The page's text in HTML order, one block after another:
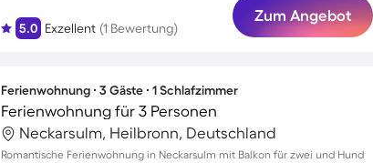
5.0 Exzellent (1 Bewertung)
Zum Angebot
Ferienwohnung ∙ 3 Gäste ∙ 1 Schlafzimmer
Ferienwohnung für 3 Personen
Neckarsulm, Heilbronn, Deutschland
Romantische Ferienwohnung in Neckarsulm mit Balkon für zwei und Hund